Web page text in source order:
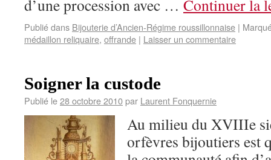
d’une procession avec … Continuer la
Publié dans Bijouterie d’Ancien-Régime roussillonnaise |
médaillon reliquaire, offrande | Laisser un commentaire
Soigner la custode
Publié le28 octobre 2010par Laurent Fonquernie
Au milieu du XVIIIe
orfèvres bijoutiers est